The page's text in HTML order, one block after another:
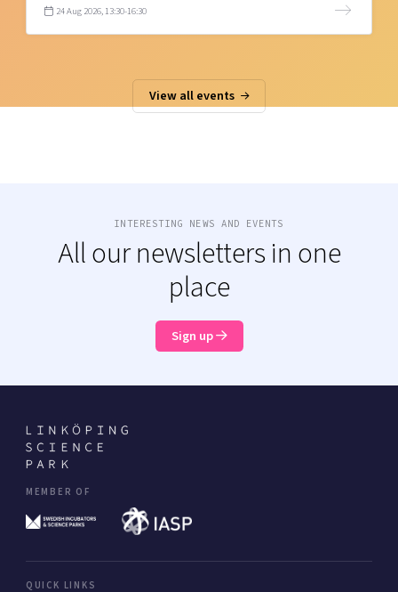
24 Aug 2026, 13:30-16:30
View all events
INTERESTING NEWS AND EVENTS
All our newsletters in one
place
Sign up
MEMBER OF
QUICK LINKS